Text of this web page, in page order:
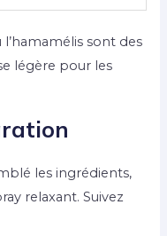
sont des
légère pour les
les ingrédients,
relaxant. Suivez